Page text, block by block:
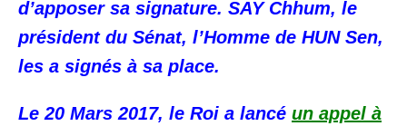
d’apposer sa signature. SAY Chhum, le
président du Sénat, l’Homme de HUN Sen,
les a signés à sa place.
Le 20 Mars 2017, le Roi a lancé un appel à